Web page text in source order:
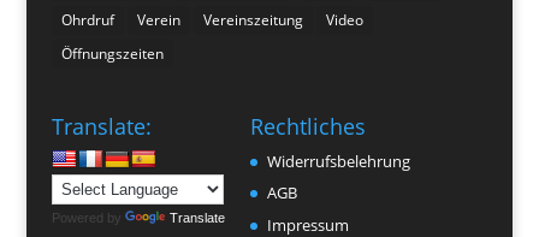
Ohrdruf
Verein Vereinszeitung
Video
Öffnungszeiten
Translate:
Powered by Translate
Rechtliches
Widerrufsbelehrung
AGB
Impressum